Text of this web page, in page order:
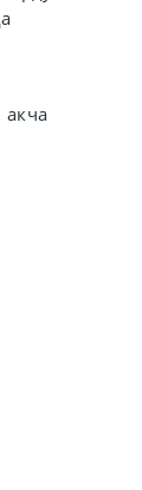
акча